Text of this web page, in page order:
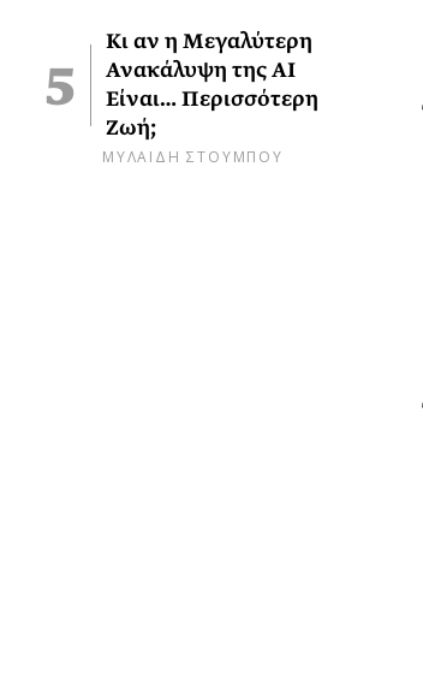
Κι αν η Μεγαλύτερη
Ανακάλυψη της AI
Είναι… Περισσότερη
Ζωή;
ΜΥΛΑΙΔΗ ΣΤΟΥΜΠΟΥ